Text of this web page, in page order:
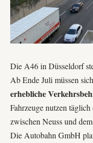
Die A46 in Düsseldorf
Ab Ende Juli müssen
erhebliche
Fahrzeuge nutzen
zwischen Neuss und
DieAutobahn GmbH